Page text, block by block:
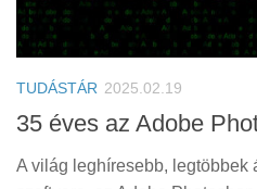
TUDÁSTÁR 2025.02.19
35 éves az Adobe
A világ leghíresebb, legtöbbek